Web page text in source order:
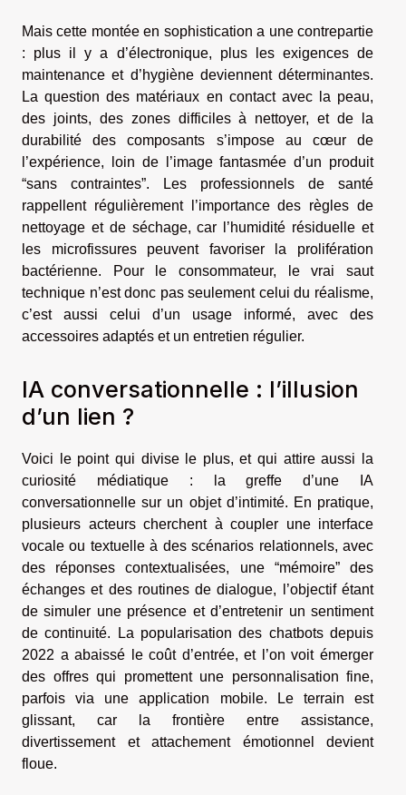
Mais cette montée en sophistication a une contrepartie
: plus il y a d’électronique, plus les exigences de
maintenance et d’hygiène deviennent déterminantes.
La question des matériaux en contact avec la peau,
des joints, des zones difficiles à nettoyer, et de la
durabilité des composants s’impose au cœur de
l’expérience, loin de l’image fantasmée d’un produit
“sans contraintes”. Les professionnels de santé
rappellent régulièrement l’importance des règles de
nettoyage et de séchage, car l’humidité résiduelle et
les microfissures peuvent favoriser la prolifération
bactérienne. Pour le consommateur, le vrai saut
technique n’est donc pas seulement celui du réalisme,
c’est aussi celui d’un usage informé, avec des
accessoires adaptés et un entretien régulier.
IA conversationnelle : l’illusion
d’un lien ?
Voici le point qui divise le plus, et qui attire aussi la
curiosité médiatique : la greffe d’une IA
conversationnelle sur un objet d’intimité. En pratique,
plusieurs acteurs cherchent à coupler une interface
vocale ou textuelle à des scénarios relationnels, avec
des réponses contextualisées, une “mémoire” des
échanges et des routines de dialogue, l’objectif étant
de simuler une présence et d’entretenir un sentiment
de continuité. La popularisation des chatbots depuis
2022 a abaissé le coût d’entrée, et l’on voit émerger
des offres qui promettent une personnalisation fine,
parfois via une application mobile. Le terrain est
glissant, car la frontière entre assistance,
divertissement et attachement émotionnel devient
floue.